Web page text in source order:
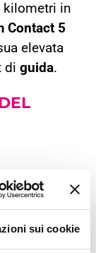
sui cookie
kilometri in
Contact 5
elevata
di guida.
: